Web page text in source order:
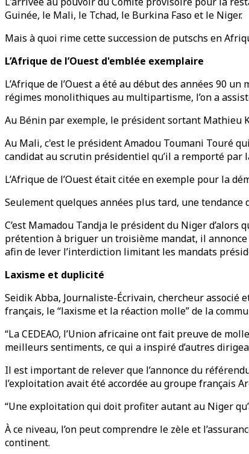
Guinée, le Mali, le Tchad, le Burkina Faso et le Niger.
Mais à quoi rime cette succession de putschs en
L’Afrique de l’Ouest d'emblée exemplaire
L’Afrique de l’Ouest a été au début des années 90
régimes monolithiques au multipartisme, l’on a
Au Bénin par exemple, le président sortant Mathieu
Au Mali, c'est le président Amadou Toumani Touré
candidat au scrutin présidentiel qu’il a remporté par
L’Afrique de l’Ouest était citée en exemple pour la
Seulement quelques années plus tard, une
C’est Mamadou Tandja le président du Niger
prétention à briguer un troisième mandat, il
afin de lever l’interdiction limitant les mandats
Laxisme et duplicité
Seidik Abba, Journaliste-Écrivain, chercheur associé
français, le “laxisme et la réaction molle” de la
“La CEDEAO, l’Union africaine ont fait preuve de
meilleurs sentiments, ce qui a inspiré d’autres
Il est important de relever que l’annonce du
l’exploitation avait été accordée au groupe français
“Une exploitation qui doit profiter autant au Niger
À ce niveau, l’on peut comprendre le zèle et
continent.